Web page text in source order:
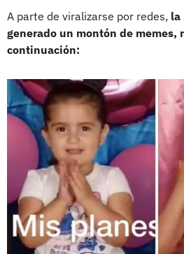
A parte de viralizarse por redes, la
generado un montón de memes,
continuación: